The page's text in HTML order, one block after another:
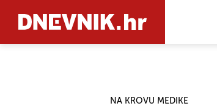
NA KROVU MEDIKE